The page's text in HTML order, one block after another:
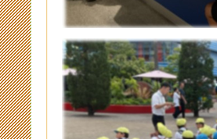
MieMuからの
2014年7月15日
砂浜の生きも
2014年7月11日